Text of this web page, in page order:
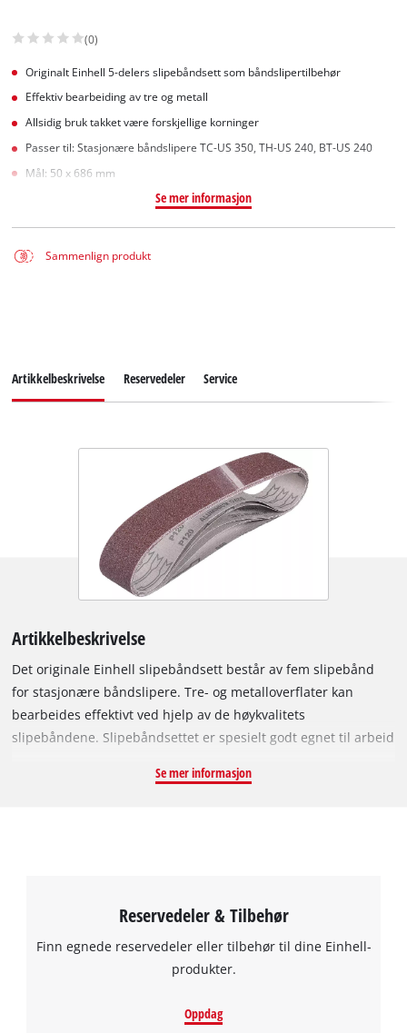
(0)
Originalt Einhell 5-delers slipebåndsett som båndslipertilbehør
Effektiv bearbeiding av tre og metall
Allsidig bruk takket være forskjellige korninger
Passer til: Stasjonære båndslipere TC-US 350, TH-US 240, BT-US 240
Mål: 50 x 686 mm
Se mer informasjon
Sammenlign produkt
Artikkelbeskrivelse Reservedeler Service
Artikkelbeskrivelse
Det originale Einhell slipebåndsett består av fem slipebånd
for stasjonære båndslipere. Tre- og metalloverflater kan
bearbeides effektivt ved hjelp av de høykvalitets
slipebåndene. Slipebåndsettet er spesielt godt egnet til arbeid
BT-US 240. Alle slipebåndene er 50 mm brede og 686 mm
Se mer informasjon
Reservedeler & Tilbehør
Finn egnede reservedeler eller tilbehør til dine Einhell-
produkter.
Oppdag